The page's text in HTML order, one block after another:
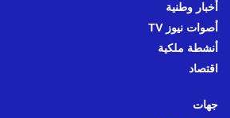
أخبار وطنية
أصوات نيوز TV
أنشطة ملكية
اقتصاد
جهات